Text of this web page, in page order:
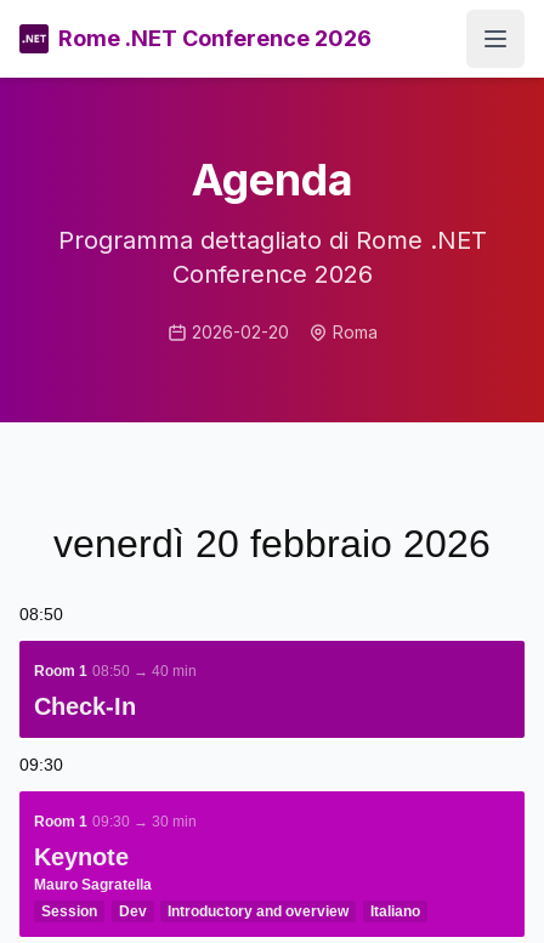
Rome .NET Conference 2026
Agenda
Programma dettagliato di Rome .NET
Conference 2026
2026-02-20 Roma
venerdì 20 febbraio 2026
08:50
Room 1 08:50 → 40 min
Check-In
09:30
Room 1 09:30 → 30 min
Keynote
Mauro Sagratella
Session
Dev Introductory and overview Italiano